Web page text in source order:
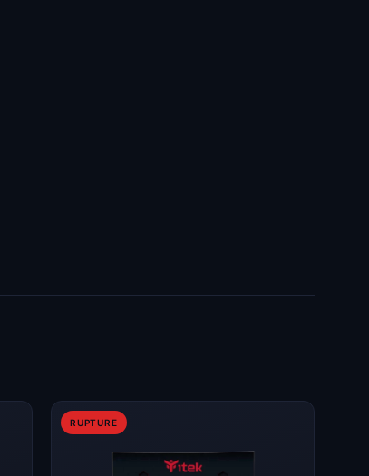
RUPTURE